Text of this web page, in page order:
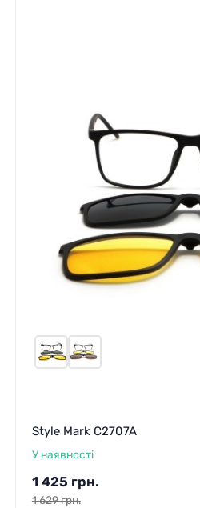
Style Mark C2707A
У наявності
1 425 грн.
1 629грн.